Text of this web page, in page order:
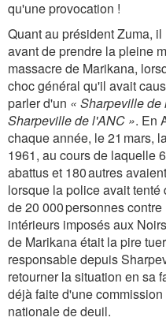
qu'une provocation !
Quant au président Zuma,
avant de prendre la pleine
massacre de Marikana,
choc général qu'il avait
parler d'un « Sharpeville de
Sharpeville de l'ANC ». En
chaque année, le 21 mars,
1961, au cours de laquelle
abattus et 180 autres
lorsque la police avait
de 20 000 personnes
intérieurs imposés aux
de Marikana était la pire
responsable depuis
retourner la situation en sa
déjà faite d'une
nationale de deuil.